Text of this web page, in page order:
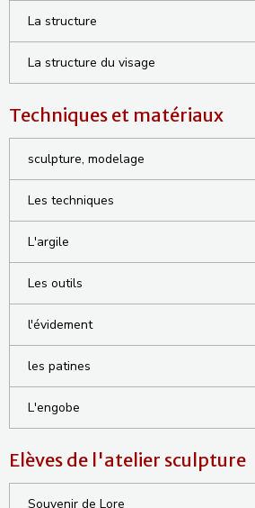
La structure
La structure du visage
Techniques et matériaux
sculpture, modelage
Les techniques
L'argile
Les outils
l'évidement
les patines
L'engobe
Elèves de l'atelier sculpture
Souvenir de Lore